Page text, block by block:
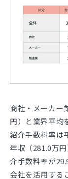
商社・メーカー
円）と業界平均
紹介手数料率は
年収（281.0万
介手数料率が
会社を活用する